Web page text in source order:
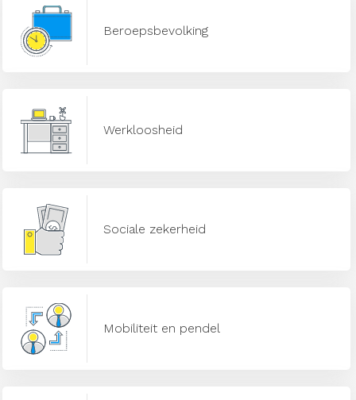
Beroepsbevolking
Werkloosheid
Sociale zekerheid
Mobiliteit en pendel